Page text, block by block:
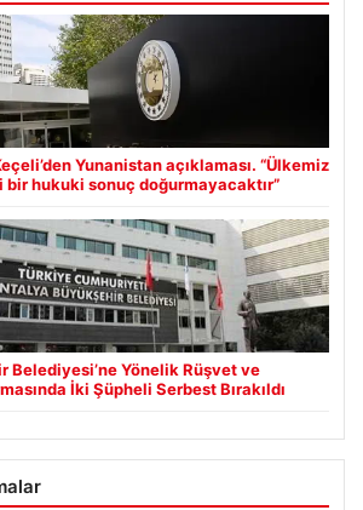
Yunanistan açıklaması. “Ülkemiz
bir hukuki sonuç doğurmayacaktır”
Belediyesi’ne Yönelik Rüşvet ve
İki Şüpheli Serbest Bırakıldı